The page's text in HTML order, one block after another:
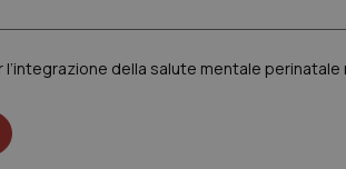
l’integrazione della salute mentale